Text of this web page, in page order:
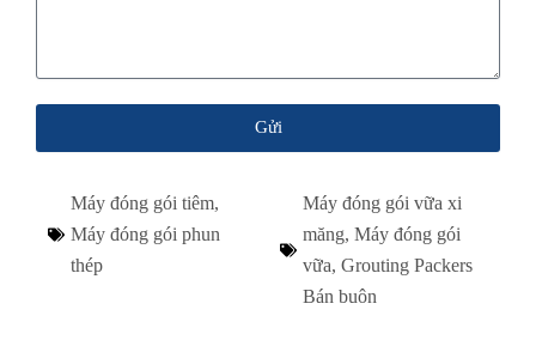
Gửi
Máy đóng gói tiêm,
Máy đóng gói phun
thép
Máy đóng gói vữa xi
măng, Máy đóng gói
vữa, Grouting Packers
Bán buôn